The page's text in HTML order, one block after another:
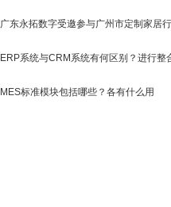
广东永拓数字受邀参与广州市定制家居
ERP系统与CRM系统有何区别？进行整
MES标准模块包括哪些？各有什么用